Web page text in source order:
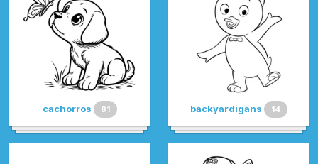
cachorros 81 backyardigans 14